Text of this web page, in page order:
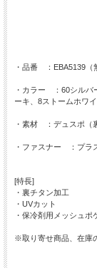
・品番 ：EBA5139（
・カラー ：60シルバ
ーキ、8ストームホワイ
・素材 ：デュスポ（
・ファスナー ：プラ
[特長]
・裏チタン加工
・UVカット
・保冷剤用メッシュポ
※取り寄せ商品、在庫